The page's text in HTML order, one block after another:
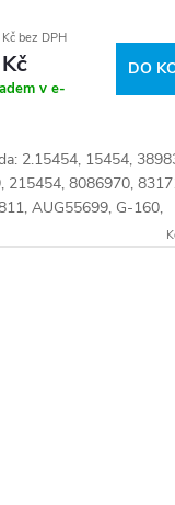
bez DPH
v e-
DO
2.15454, 15454,
215454, 8086970,
AUG55699, G-160,
030.292, 74